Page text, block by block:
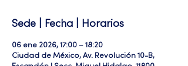
Sede | Fecha | Horarios
06 ene 2026, 17:00 – 18:20
Ciudad de México, Av. Revolución 10-B,